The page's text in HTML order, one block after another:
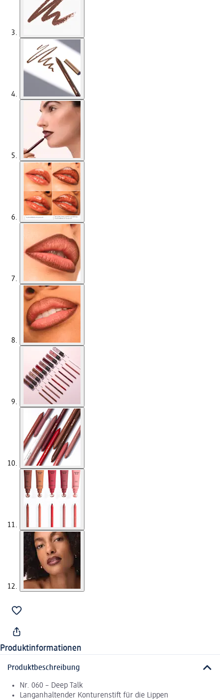
Produktinformationen
Produktbeschreibung
Nr. 060 – Deep Talk
Langanhaltender Konturenstift für die Lippen